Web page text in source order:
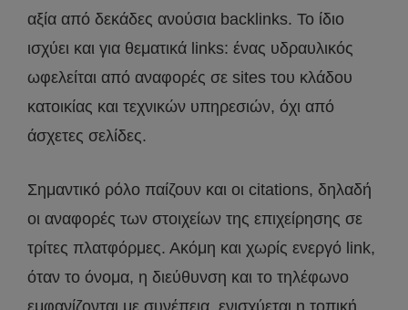
αξία από δεκάδες ανούσια backlinks. Το ίδιο
ισχύει και για θεματικά links: ένας υδραυλικός
ωφελείται από αναφορές σε sites του κλάδου
κατοικίας και τεχνικών υπηρεσιών, όχι από
άσχετες σελίδες.
Σημαντικό ρόλο παίζουν και οι citations, δηλαδή
οι αναφορές των στοιχείων της επιχείρησης σε
τρίτες πλατφόρμες. Ακόμη και χωρίς ενεργό link,
όταν το όνομα, η διεύθυνση και το τηλέφωνο
εμφανίζονται με συνέπεια, ενισχύεται η τοπική